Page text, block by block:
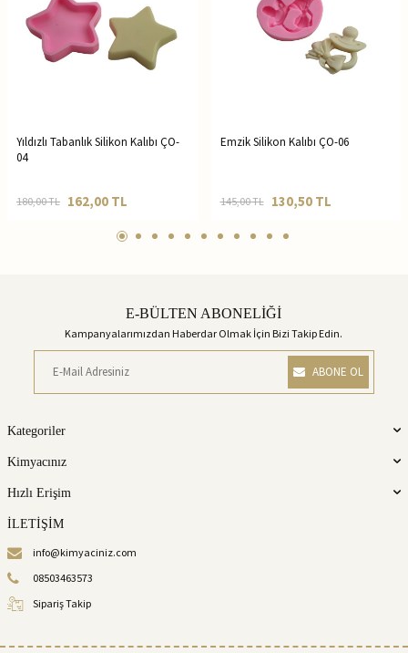
Yıldızlı Tabanlık Silikon Kalıbı ÇO-
04
180,00TL 162,00 TL
Emzik Silikon Kalıbı ÇO-06
145,00TL 130,50TL
E-BÜLTEN ABONELİĞİ
Kampanyalarımızdan Haberdar Olmak İçin Bizi Takip Edin.
ABONE OL
Kategoriler
Kimyacınız
Hızlı Erişim
İLETİŞİM
info@kimyaciniz.com
08503463573
Sipariş Takip